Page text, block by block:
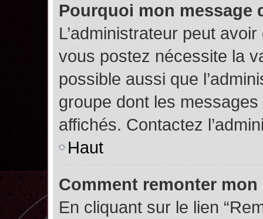
Pourquoi mon message
L’administrateur peut
vous postez nécessite la
possible aussi que
groupe dont les
affichés. Contactez
Haut
Comment remonter
En cliquant sur le lien